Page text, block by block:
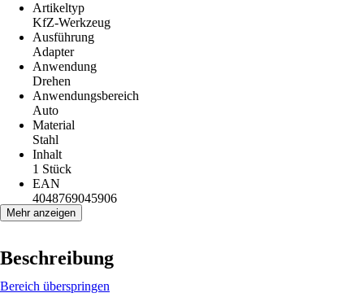
Artikeltyp
KfZ-Werkzeug
Ausführung
Adapter
Anwendung
Drehen
Anwendungsbereich
Auto
Material
Stahl
Inhalt
1 Stück
EAN
4048769045906
Mehr anzeigen
Beschreibung
Bereich überspringen